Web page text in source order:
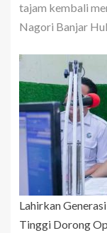
tajam kembali
Nagori Banjar
Lahirkan
Tinggi Dorong